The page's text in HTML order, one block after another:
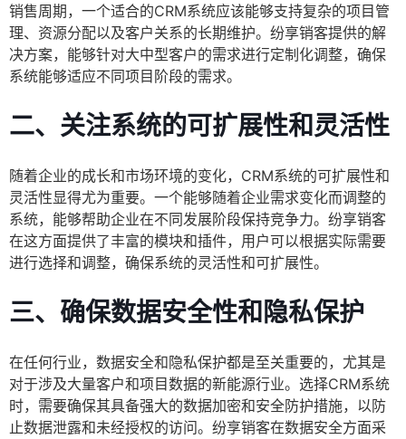
销售周期，一个适合的CRM系统应该能够支持复杂的项目管
理、资源分配以及客户关系的长期维护。纷享销客提供的解
决方案，能够针对大中型客户的需求进行定制化调整，确保
系统能够适应不同项目阶段的需求。
二、关注系统的可扩展性和灵活性
随着企业的成长和市场环境的变化，CRM系统的可扩展性和
灵活性显得尤为重要。一个能够随着企业需求变化而调整的
系统，能够帮助企业在不同发展阶段保持竞争力。纷享销客
在这方面提供了丰富的模块和插件，用户可以根据实际需要
进行选择和调整，确保系统的灵活性和可扩展性。
三、确保数据安全性和隐私保护
在任何行业，数据安全和隐私保护都是至关重要的，尤其是
对于涉及大量客户和项目数据的新能源行业。选择CRM系统
时，需要确保其具备强大的数据加密和安全防护措施，以防
止数据泄露和未经授权的访问。纷享销客在数据安全方面采